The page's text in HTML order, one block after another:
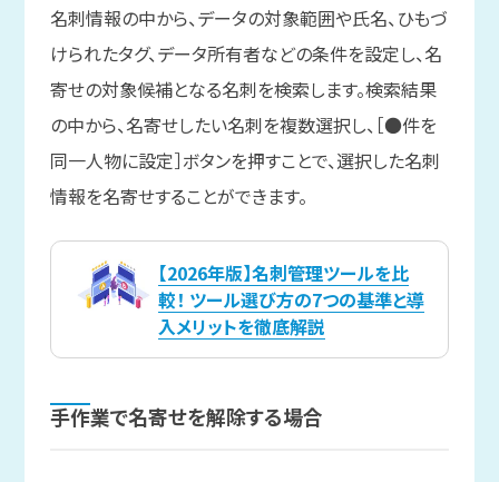
名刺情報の中から、データの対象範囲や氏名、ひもづ
けられたタグ、データ所有者などの条件を設定し、名
寄せの対象候補となる名刺を検索します。検索結果
の中から、名寄せしたい名刺を複数選択し、［●件を
同一人物に設定］ボタンを押すことで、選択した名刺
情報を名寄せすることができます。
【2026年版】名刺管理ツールを比
較！ ツール選び方の7つの基準と導
入メリットを徹底解説
手作業で名寄せを解除する場合